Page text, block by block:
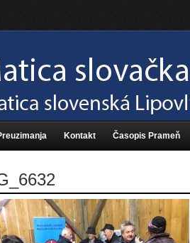
Kontakt Časopis Prameň